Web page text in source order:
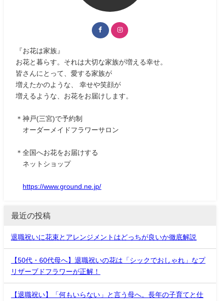
『お花は家族』
お花と暮らす。それは大切な家族が増える幸せ。
皆さんにとって、愛する家族が
増えたかのような、 幸せや笑顔が
増えるような、お花をお届けします。
＊神戸(三宮)で予約制
オーダーメイドフラワーサロン
＊全国へお花をお届けする
ネットショップ
https://www.ground.ne.jp/
最近の投稿
退職祝いに花束とアレンジメントはどっちが良いか徹底解説
【50代・60代母へ】退職祝いの花は「シックでおしゃれ」なプ
リザーブドフラワーが正解！
【退職祝い】「何もいらない」と言う母へ。長年の子育てと仕